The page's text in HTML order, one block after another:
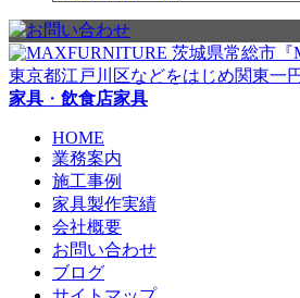
茨城県常総市『
東京都江戸川区などをはじめ関東一
家具 ・ 飲食店家具
HOME
業務案内
施工事例
家具製作実績
会社概要
お問い合わせ
ブログ